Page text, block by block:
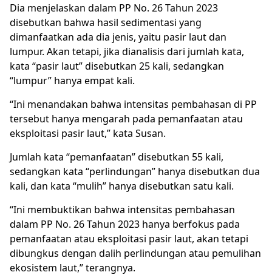
Dia menjelaskan dalam PP No. 26 Tahun 2023
disebutkan bahwa hasil sedimentasi yang
dimanfaatkan ada dia jenis, yaitu pasir laut dan
lumpur. Akan tetapi, jika dianalisis dari jumlah kata,
kata “pasir laut” disebutkan 25 kali, sedangkan
“lumpur” hanya empat kali.
“Ini menandakan bahwa intensitas pembahasan di PP
tersebut hanya mengarah pada pemanfaatan atau
eksploitasi pasir laut,” kata Susan.
Jumlah kata “pemanfaatan” disebutkan 55 kali,
sedangkan kata “perlindungan” hanya disebutkan dua
kali, dan kata “mulih” hanya disebutkan satu kali.
“Ini membuktikan bahwa intensitas pembahasan
dalam PP No. 26 Tahun 2023 hanya berfokus pada
pemanfaatan atau eksploitasi pasir laut, akan tetapi
dibungkus dengan dalih perlindungan atau pemulihan
ekosistem laut,” terangnya.